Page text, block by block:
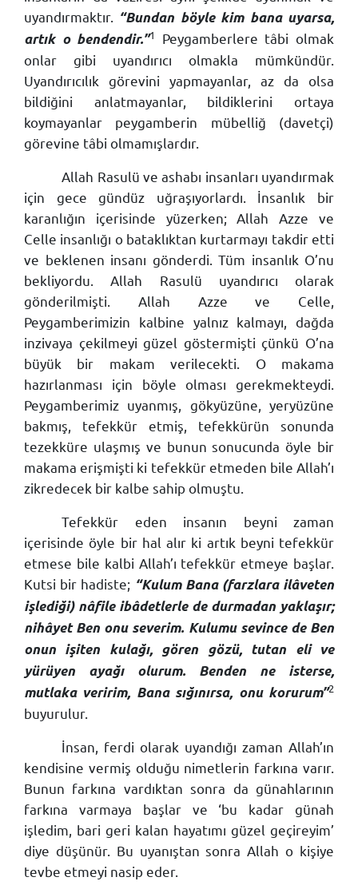
uyandırmaktır. “Bundan böyle kim bana uyarsa,
artık o bendendir.”1
Peygamberlere tâbi olmak
onlar gibi uyandırıcı olmakla mümkündür.
Uyandırıcılık görevini yapmayanlar, az da olsa
bildiğini anlatmayanlar, bildiklerini ortaya
koymayanlar peygamberin mübelliğ (davetçi)
görevine tâbi olmamışlardır.
Allah Rasulü ve ashabı insanları uyandırmak
için gece gündüz uğraşıyorlardı. İnsanlık bir
karanlığın içerisinde yüzerken; Allah Azze ve
Celle insanlığı o bataklıktan kurtarmayı takdir etti
ve beklenen insanı gönderdi. Tüm insanlık O’nu
bekliyordu. Allah Rasulü uyandırıcı olarak
gönderilmişti. Allah Azze ve Celle,
Peygamberimizin kalbine yalnız kalmayı, dağda
inzivaya çekilmeyi güzel göstermişti çünkü O’na
büyük bir makam verilecekti. O makama
hazırlanması için böyle olması gerekmekteydi.
Peygamberimiz uyanmış, gökyüzüne, yeryüzüne
bakmış, tefekkür etmiş, tefekkürün sonunda
tezekküre ulaşmış ve bunun sonucunda öyle bir
makama erişmişti ki tefekkür etmeden bile Allah’ı
zikredecek bir kalbe sahip olmuştu.
Tefekkür eden insanın beyni zaman
içerisinde öyle bir hal alır ki artık beyni tefekkür
etmese bile kalbi Allah’ı tefekkür etmeye başlar.
Kutsi bir hadiste; “Kulum Bana (farzlara ilâveten
işlediği) nâfile ibâdetlerle de durmadan yaklaşır;
nihâyet Ben onu severim. Kulumu sevince de Ben
onun işiten kulağı, gören gözü, tutan eli ve
yürüyen ayağı olurum. Benden ne isterse,
mutlaka veririm, Bana sığınırsa, onu korurum”2
buyurulur.
İnsan, ferdi olarak uyandığı zaman Allah’ın
kendisine vermiş olduğu nimetlerin farkına varır.
Bunun farkına vardıktan sonra da günahlarının
farkına varmaya başlar ve ‘bu kadar günah
işledim, bari geri kalan hayatımı güzel geçireyim’
diye düşünür. Bu uyanıştan sonra Allah o kişiye
tevbe etmeyi nasip eder.